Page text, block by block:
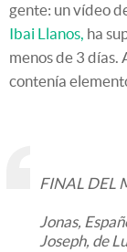
gente: un vídeo
Ibai Llanos, ha
menos de 3 días.
contenía
FINAL DEL
Jonas,
Joseph, de